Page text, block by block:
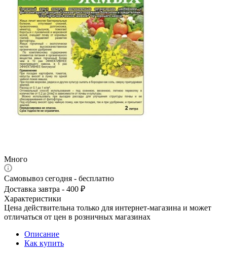
Много
Самовывоз сегодня - бесплатно
Доставка завтра - 400 ₽
Характеристики
Цена действительна только для интернет-магазина и может
отличаться от цен в розничных магазинах
Описание
Как купить